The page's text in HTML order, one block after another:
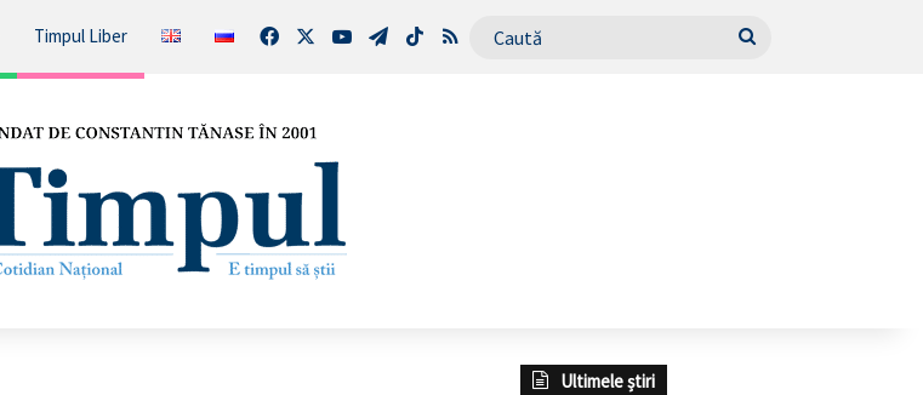
Timpul Liber FacebookYouTubeTelegram
TikTokRSS Caută
Ultimele știri